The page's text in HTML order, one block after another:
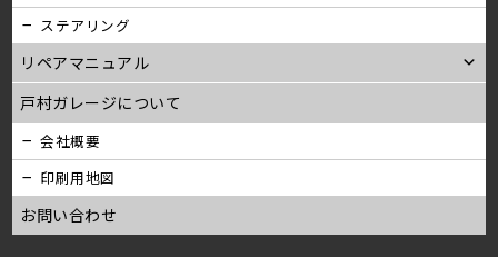
ステアリング
リペアマニュアル
戸村ガレージについて
会社概要
印刷用地図
お問い合わせ